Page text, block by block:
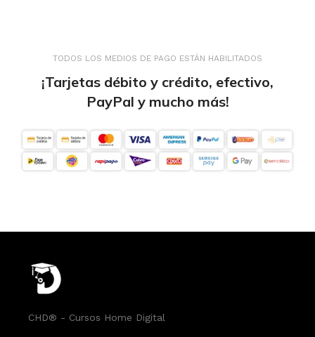
TODOS LOS MEDIOS DE PAGO ESTÁN HABILITADOS
¡Tarjetas débito y crédito, efectivo,
PayPal y mucho más!
CHD® - Cursos Home Digital